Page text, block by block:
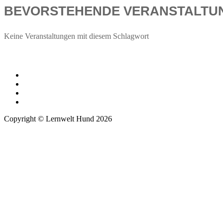
BEVORSTEHENDE
Keine Veranstaltungen mit diesem Schlagwort
Copyright © Lernwelt Hund 2026